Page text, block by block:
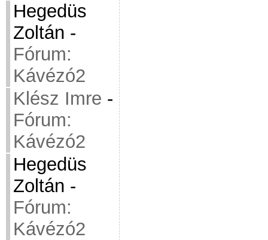
Hegedüs
Zoltán -
Fórum:
Kávézó2
Klész Imre -
Fórum:
Kávézó2
Hegedüs
Zoltán -
Fórum:
Kávézó2